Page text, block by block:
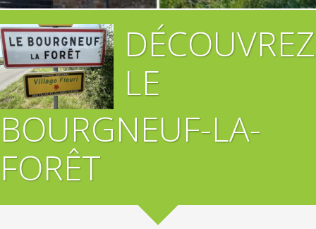
DÉCOUVREZ
LE
BOURGNEUF-LA-
FORÊT